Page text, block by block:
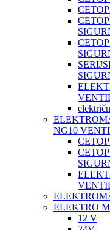
NG10
ELEKTRO
12 V